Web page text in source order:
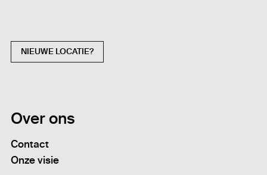
NIEUWE LOCATIE?
Over ons
Contact
Onze visie